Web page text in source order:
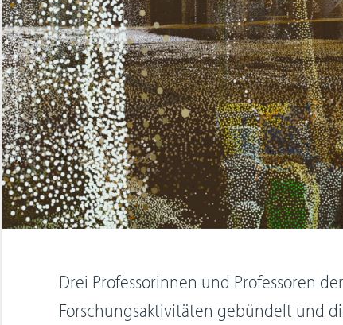
Drei Professorinnen und Professoren
Forschungsaktivitäten gebündelt und